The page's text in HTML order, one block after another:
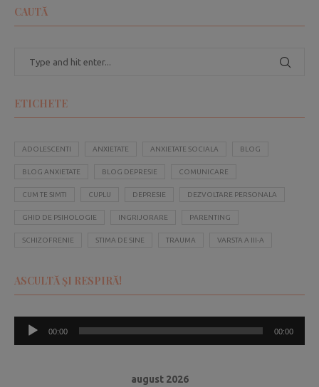
CAUTĂ
ETICHETE
ADOLESCENTI ANXIETATE ANXIETATE SOCIALA BLOG
BLOG ANXIETATE BLOG DEPRESIE COMUNICARE
CUM TE SIMTI CUPLU DEPRESIE DEZVOLTARE PERSONALA
GHID DE PSIHOLOGIE INGRIJORARE PARENTING
SCHIZOFRENIE STIMA DE SINE TRAUMA VARSTA A III-A
ASCULTĂ ȘI RESPIRĂ!
Player
audio
00:00 00:00
august 2026